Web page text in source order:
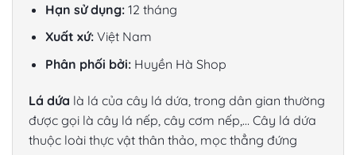
Hạn sử dụng:12 tháng
Xuất xứ:Việt Nam
Phân phối bởi:Huyền Hà Shop
Lá dứa là lá của cây lá dứa, trong dân gian thường
được gọi là cây lá nếp, cây cơm nếp,… Cây lá dứa
thuộc loài thực vật thân thảo, mọc thẳng đứng